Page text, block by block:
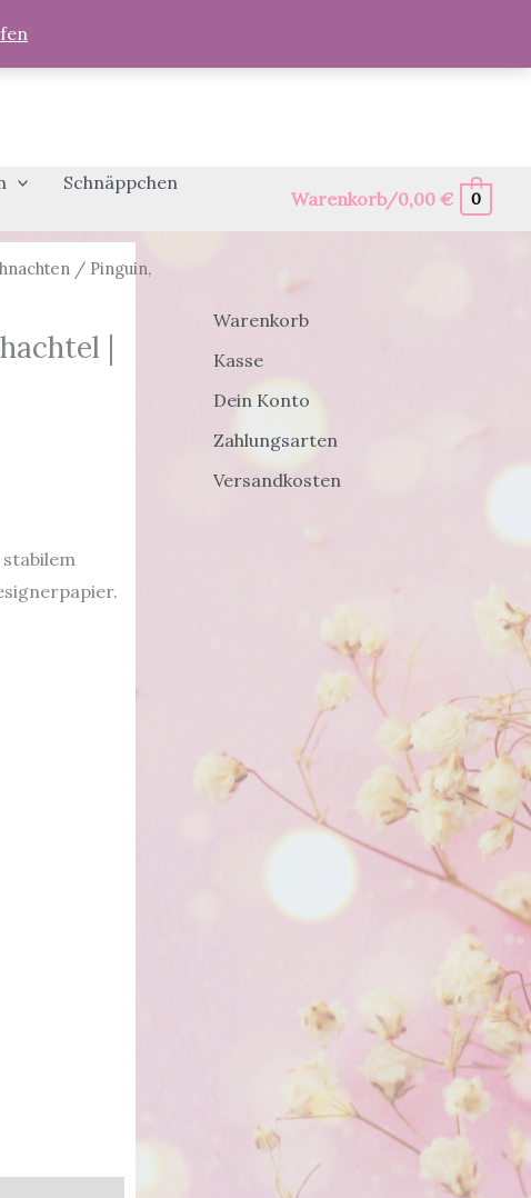
Schnäppchen
Warenkorb/0,00€ 0
/ Pinguin,
|
stabilem
Warenkorb
Kasse
Dein Konto
Zahlungsarten
Versandkosten